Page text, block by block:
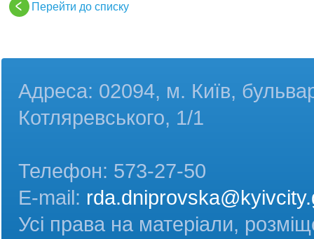
Перейти до списку
Адреса: 02094, м. Київ,
Котляревського, 1/1
Телефон: 573-27-50
E-mail:
Усі права на матеріали,